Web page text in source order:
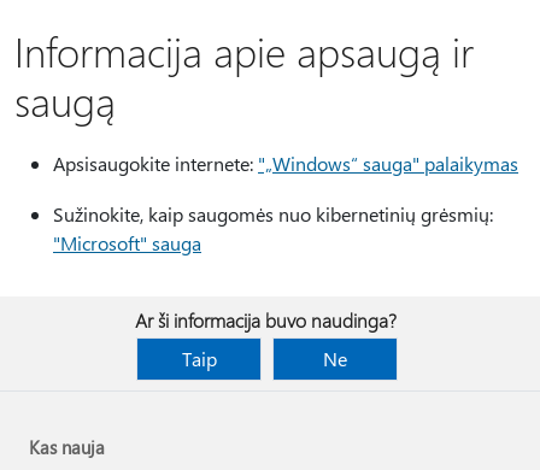
Informacija apie apsaugą ir
saugą
Apsisaugokite internete: "„Windows“ sauga" palaikymas
Sužinokite, kaip saugomės nuo kibernetinių grėsmių:
"Microsoft" sauga
Ar ši informacija buvo naudinga?
Taip
Ne
Kas nauja